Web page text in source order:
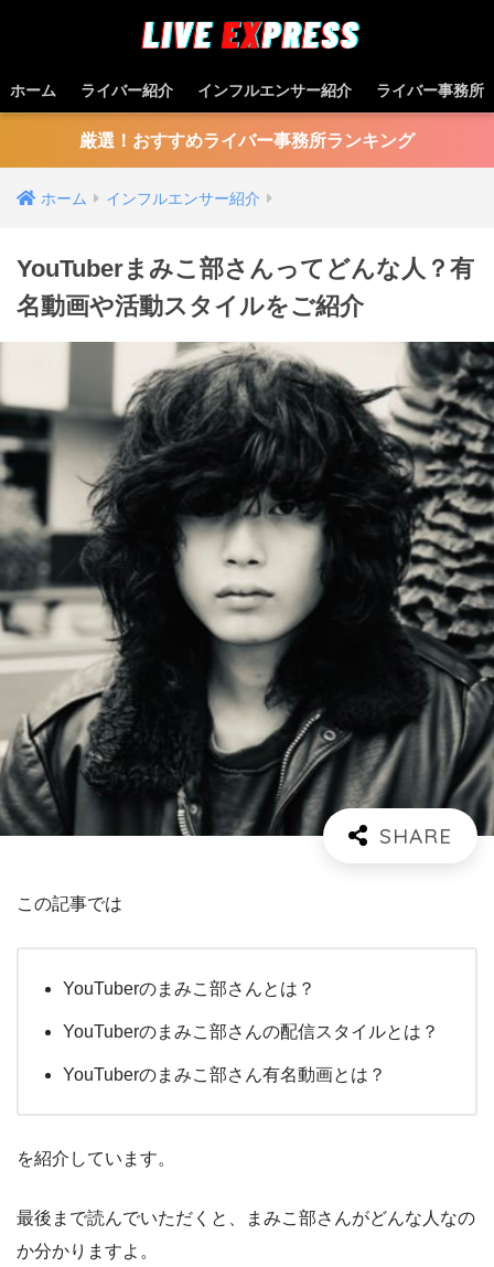
ホーム ライバー紹介 インフルエンサー紹介 ライバー事務所
厳選！おすすめライバー事務所ランキング
ホーム インフルエンサー紹介
YouTuberまみこ部さんってどんな⼈？有
名動画や活動スタイルをご紹介
この記事では
YouTuberのまみこ部さんとは？
YouTuberのまみこ部さんの配信スタイルとは？
YouTuberのまみこ部さん有名動画とは？
を紹介しています。
最後まで読んでいただくと、まみこ部さんがどんな人なの
か分かりますよ。